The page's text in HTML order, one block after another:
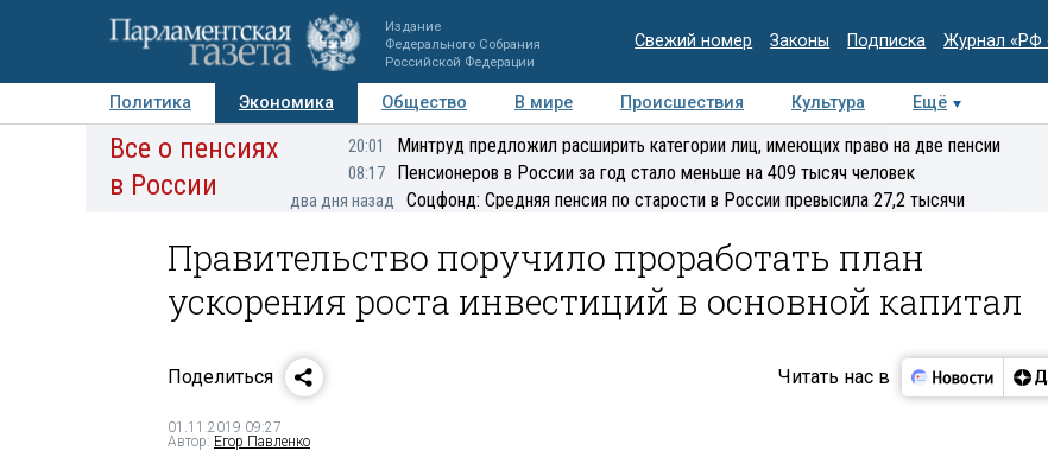
Издание
Федерального Собрания
Российской Федерации
Свежий номер Законы Подписка Журнал «РФ
Политика Экономика Общество В мире Происшествия Культура Ещё
Авторы Персоны Мнения Регионы Медиацентр Интервью Колумнисты
Все о пенсиях
в России
20:01 Минтруд предложил расширить категории лиц, имеющих право на две пенсии
08:17 Пенсионеров в России за год стало меньше на 409 тысяч человек
два дня назад Соцфонд: Средняя пенсия по старости в России превысила 27,2 тысячи
Правительство поручило проработать план
ускорения роста инвестиций в основной капитал
Поделиться Читать нас в
01.11.2019 09:27
Автор: Егор Павленко